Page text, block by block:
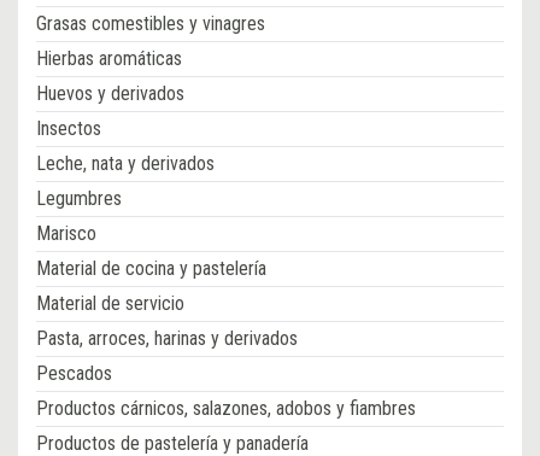
Grasas comestibles y vinagres
Hierbas aromáticas
Huevos y derivados
Insectos
Leche, nata y derivados
Legumbres
Marisco
Material de cocina y pastelería
Material de servicio
Pasta, arroces, harinas y derivados
Pescados
Productos cárnicos, salazones, adobos y fiambres
Productos de pastelería y panadería